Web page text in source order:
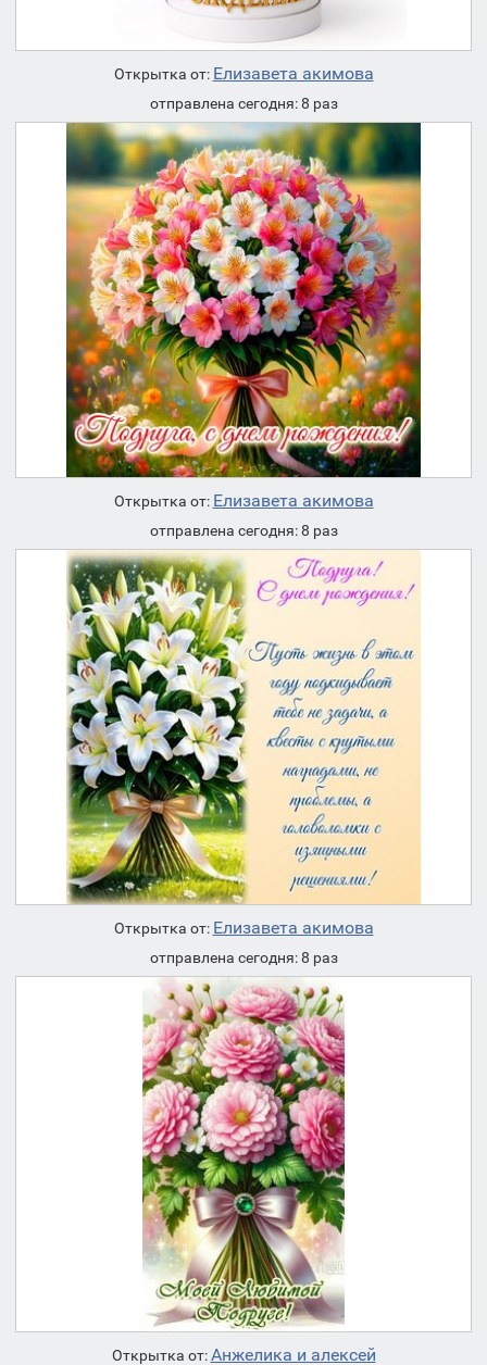
Открытка от: Елизавета акимова
отправлена сегодня: 8 раз
Открытка от: Елизавета акимова
отправлена сегодня: 8 раз
Открытка от: Елизавета акимова
отправлена сегодня: 8 раз
Открытка от:Анжелика и алексей